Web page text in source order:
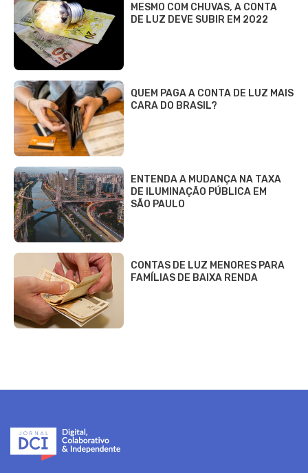
MESMO COM CHUVAS, A CONTA
DE LUZ DEVE SUBIR EM 2022
QUEM PAGA A CONTA DE LUZ MAIS
CARA DO BRASIL?
ENTENDA A MUDANÇA NA TAXA
DE ILUMINAÇÃO PÚBLICA EM
SÃO PAULO
CONTAS DE LUZ MENORES PARA
FAMÍLIAS DE BAIXA RENDA